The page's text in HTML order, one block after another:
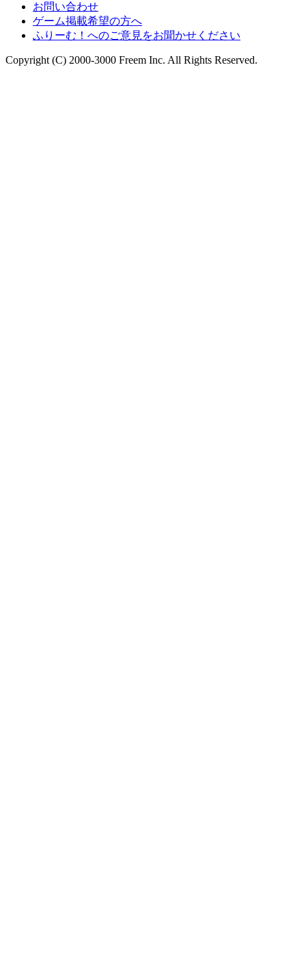
お問い合わせ
ゲーム掲載希望の方へ
ふりーむ！へのご意見をお聞かせください
Copyright (C) 2000-3000 Freem Inc. All Rights Reserved.